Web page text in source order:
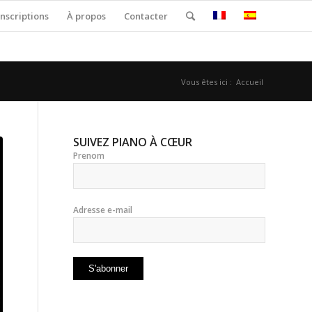
À propos Contacter
Vous êtes ici : Accueil
SUIVEZ PIANO À CŒUR
Prenom
Adresse e-mail